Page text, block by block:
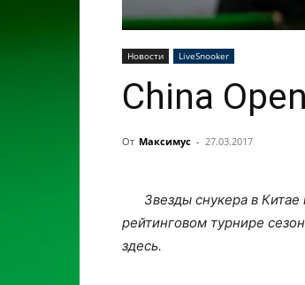
Новости LiveSnooker
China
От Максимус - 27.03.2017
Звезды снукера в
рейтинговом турнире
здесь.